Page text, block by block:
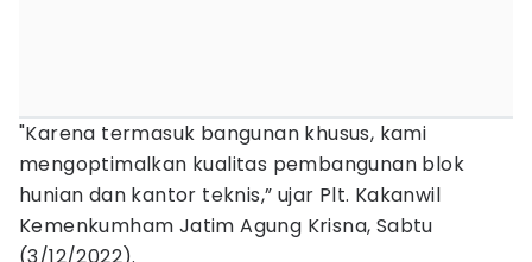
"Karena termasuk bangunan khusus, kami
mengoptimalkan kualitas pembangunan blok
hunian dan kantor teknis,” ujar Plt. Kakanwil
Kemenkumham Jatim Agung Krisna, Sabtu